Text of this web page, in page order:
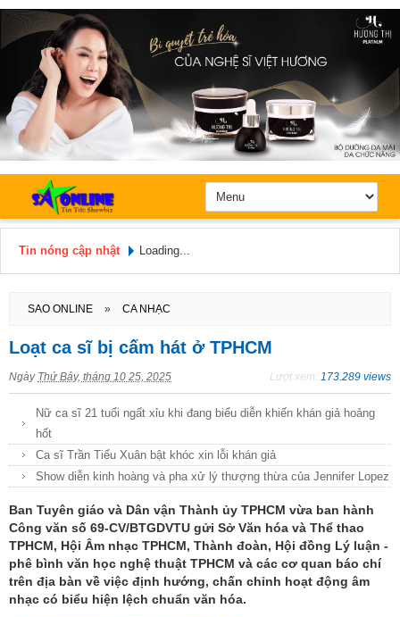
Tin nóng cập nhật Loading...
SAO ONLINE » CA NHẠC
Loạt ca sĩ bị cấm hát ở TPHCM
Ngày Thứ Bảy, tháng 10 25, 2025 Lượt xem: 173.289 views
Nữ ca sĩ 21 tuổi ngất xỉu khi đang biểu diễn khiến khán giả hoảng
hốt
Ca sĩ Trần Tiểu Xuân bật khóc xin lỗi khán giả
Show diễn kinh hoàng và pha xử lý thượng thừa của Jennifer Lopez
Ban Tuyên giáo và Dân vận Thành ủy TPHCM vừa ban hành
Công văn số 69-CV/BTGDVTU gửi Sở Văn hóa và Thể thao
TPHCM, Hội Âm nhạc TPHCM, Thành đoàn, Hội đồng Lý luận -
phê bình văn học nghệ thuật TPHCM và các cơ quan báo chí
trên địa bàn về việc định hướng, chấn chỉnh hoạt động âm
nhạc có biểu hiện lệch chuẩn văn hóa.